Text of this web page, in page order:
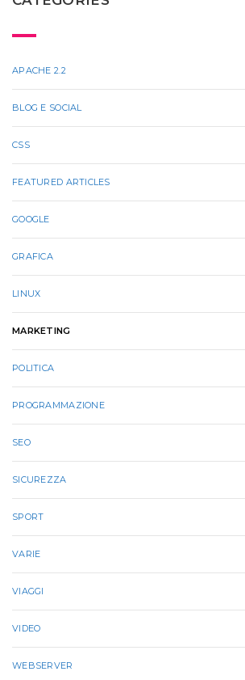
APACHE 2.2
BLOG E SOCIAL
CSS
FEATURED ARTICLES
GOOGLE
GRAFICA
LINUX
MARKETING
POLITICA
PROGRAMMAZIONE
SEO
SICUREZZA
SPORT
VARIE
VIAGGI
VIDEO
WEBSERVER